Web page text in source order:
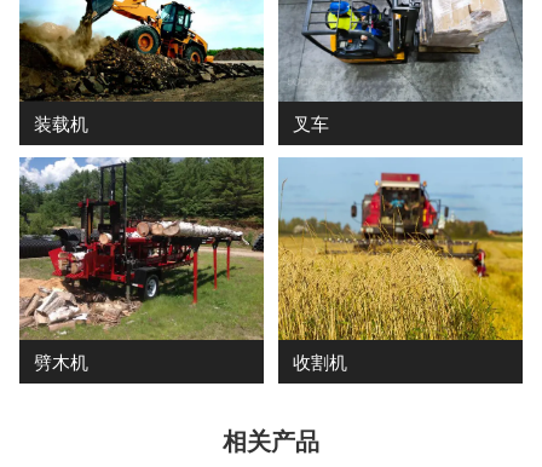
装载机 叉车
劈木机 收割机
相关产品